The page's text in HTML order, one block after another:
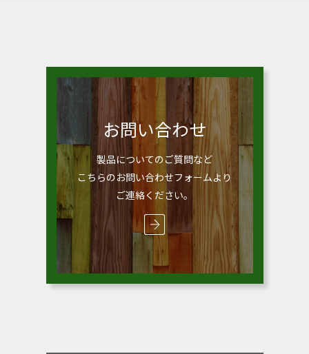
お問い合わせ
製品についてのご質問など
こちらのお問い合わせフォームより
ご連絡ください。